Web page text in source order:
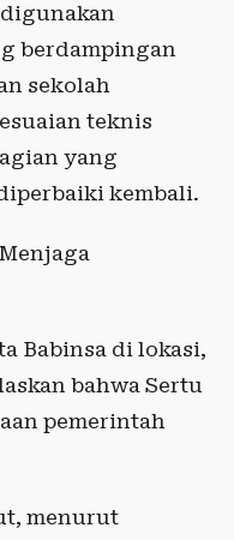
berdampingan
sekolah
teknis
yang
kembali.
Babinsa di lokasi,
bahwa Sertu
pemerintah
menurut